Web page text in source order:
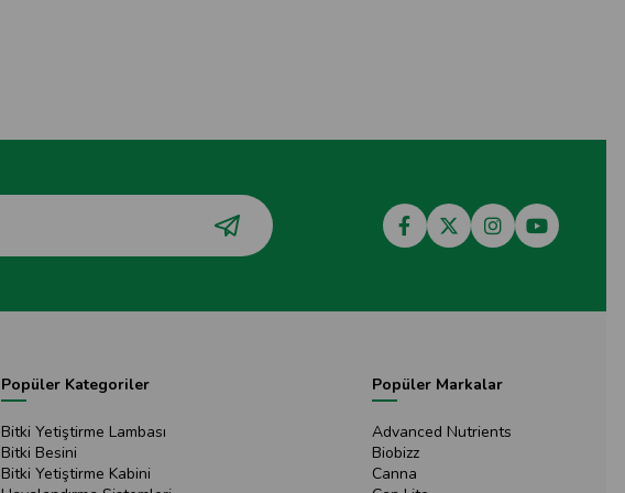
Popüler Kategoriler
Bitki Yetiştirme Lambası
Bitki Besini
Bitki Yetiştirme Kabini
Popüler Markalar
Advanced Nutrients
Biobizz
Canna